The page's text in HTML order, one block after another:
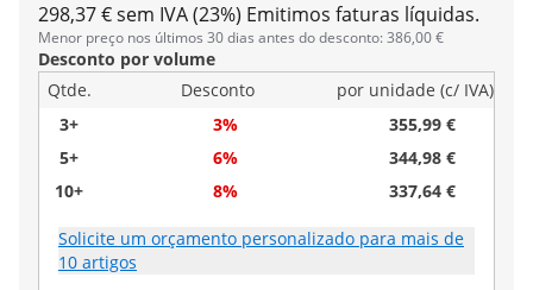
298,37 € sem IVA (23%) Emitimos faturas líquidas.
Menor preço nos últimos 30 dias antes do desconto: 386,00 €
Desconto por volume
Qtde.
Desconto
por unidade (c/ IVA)
3+
3%
355,99 €
5+
6%
344,98 €
10+
8% 337,64 €
Solicite um orçamento personalizado para mais de
10 artigos